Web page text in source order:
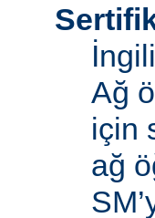
Ağ
için
ağ